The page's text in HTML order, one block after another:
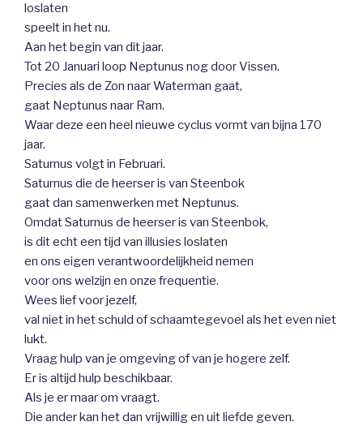
loslaten
speelt in het nu.
Aan het begin van dit jaar.
Tot 20 Januari loop Neptunus nog door Vissen.
Precies als de Zon naar Waterman gaat,
gaat Neptunus naar Ram.
Waar deze een heel nieuwe cyclus vormt van bijna 170
jaar.
Saturnus volgt in Februari.
Saturnus die de heerser is van Steenbok
gaat dan samenwerken met Neptunus.
Omdat Saturnus de heerser is van Steenbok,
is dit echt een tijd van illusies loslaten
en ons eigen verantwoordelijkheid nemen
voor ons welzijn en onze frequentie.
Wees lief voor jezelf,
val niet in het schuld of schaamtegevoel als het even niet
lukt.
Vraag hulp van je omgeving of van je hogere zelf.
Er is altijd hulp beschikbaar.
Als je er maar om vraagt.
Die ander kan het dan vrijwillig en uit liefde geven.